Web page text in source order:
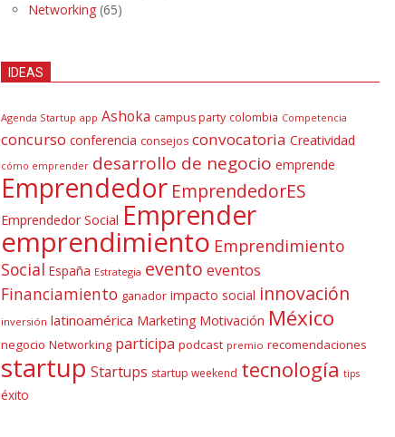
Networking (65)
IDEAS
Agenda Startup app Ashoka campus party colombia Competencia
concurso conferencia consejos convocatoria Creatividad
cómo emprender desarrollo de negocio emprende
Emprendedor EmprendedorES
Emprendedor Social Emprender
emprendimiento Emprendimiento
Social España Estrategia evento eventos
Financiamiento ganador impacto social innovación
inversión latinoamérica Marketing Motivación México
negocio Networking participa podcast premio recomendaciones
startup Startups startup weekend tecnología tips
éxito